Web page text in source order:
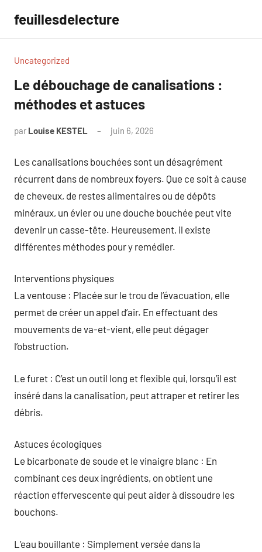
contenu
feuillesdelecture
Uncategorized
Le débouchage de canalisations :
méthodes et astuces
par Louise KESTEL juin 6, 2026
Les canalisations bouchées sont un désagrément
récurrent dans de nombreux foyers. Que ce soit à cause
de cheveux, de restes alimentaires ou de dépôts
minéraux, un évier ou une douche bouchée peut vite
devenir un casse-tête. Heureusement, il existe
différentes méthodes pour y remédier.
Interventions physiques
La ventouse : Placée sur le trou de l’évacuation, elle
permet de créer un appel d’air. En effectuant des
mouvements de va-et-vient, elle peut dégager
l’obstruction.
Le furet : C’est un outil long et flexible qui, lorsqu’il est
inséré dans la canalisation, peut attraper et retirer les
débris.
Astuces écologiques
Le bicarbonate de soude et le vinaigre blanc : En
combinant ces deux ingrédients, on obtient une
réaction effervescente qui peut aider à dissoudre les
bouchons.
L’eau bouillante : Simplement versée dans la